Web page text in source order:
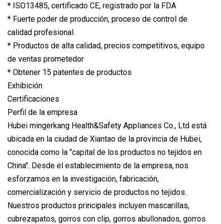
* ISO13485, certificado CE, registrado por la FDA
* Fuerte poder de producción, proceso de control de
calidad profesional.
* Productos de alta calidad, precios competitivos, equipo
de ventas prometedor
* Obtener 15 patentes de productos
Exhibición
Certificaciones
Perfil de la empresa
Hubei mingerkang Health&Safety Appliances Co., Ltd está
ubicada en la ciudad de Xiantao de la provincia de Hubei,
conocida como la "capital de los productos no tejidos en
China". Desde el establecimiento de la empresa, nos
esforzamos en la investigación, fabricación,
comercialización y servicio de productos no tejidos.
Nuestros productos principales incluyen mascarillas,
cubrezapatos, gorros con clip, gorros abullonados, gorros